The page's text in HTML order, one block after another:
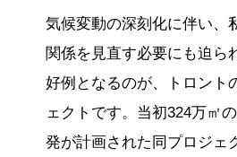
気候変動の深刻化に伴い、
関係を見直す必要にも迫ら
好例となるのが、トロント
ェクトです。当初324万㎡
発が計画された同プロジェ